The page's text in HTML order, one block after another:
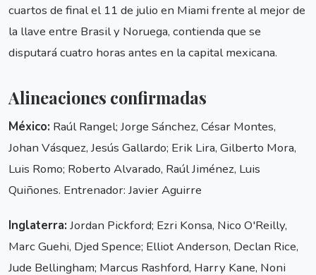
cuartos de final el 11 de julio en Miami frente al mejor de
la llave entre Brasil y Noruega, contienda que se
disputará cuatro horas antes en la capital mexicana.
Alineaciones confirmadas
México: Raúl Rangel; Jorge Sánchez, César Montes,
Johan Vásquez, Jesús Gallardo; Erik Lira, Gilberto Mora,
Luis Romo; Roberto Alvarado, Raúl Jiménez, Luis
Quiñones. Entrenador: Javier Aguirre
Inglaterra: Jordan Pickford; Ezri Konsa, Nico O'Reilly,
Marc Guehi, Djed Spence; Elliot Anderson, Declan Rice,
Jude Bellingham; Marcus Rashford, Harry Kane, Noni